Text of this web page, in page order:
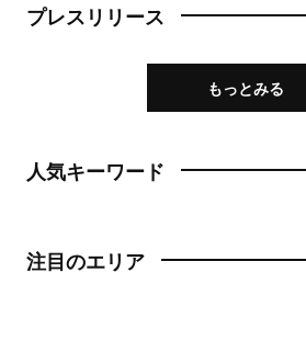
プレスリリース
もっとみる
人気キーワード
注目のエリア